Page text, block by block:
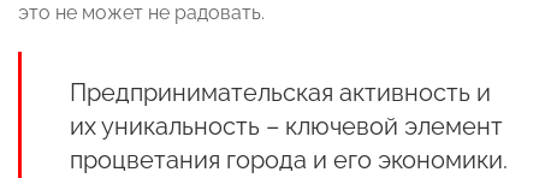
это не может не радовать.
Предпринимательская активность и
их уникальность – ключевой элемент
процветания города и его экономики.